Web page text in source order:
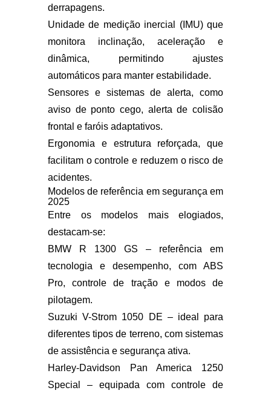
derrapagens.
Unidade de medição inercial (IMU)que
monitora inclinação, aceleração e
dinâmica, permitindo ajustes
automáticos para manter estabilidade.
Sensores e sistemas de alerta, como
aviso de ponto cego, alerta de colisão
frontal e faróis adaptativos.
Ergonomia e estrutura reforçada, que
facilitam o controle e reduzem o risco de
acidentes.
Modelos de referência em segurança em
2025
Entre os modelos mais elogiados,
destacam-se:
BMW R 1300 GS – referência em
tecnologia e desempenho, com ABS
Pro, controle de tração e modos de
pilotagem.
Suzuki V-Strom 1050 DE – ideal para
diferentes tipos de terreno, com sistemas
de assistência e segurança ativa.
Harley-Davidson Pan America 1250
Special
– equipada com controle de